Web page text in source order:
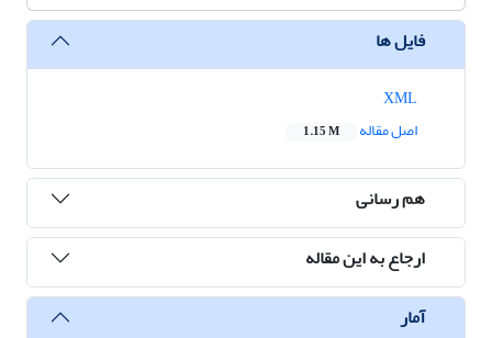
فایل ها
اصل مقاله
1.15 M
هم رسانی
ارجاع به این مقاله
آمار